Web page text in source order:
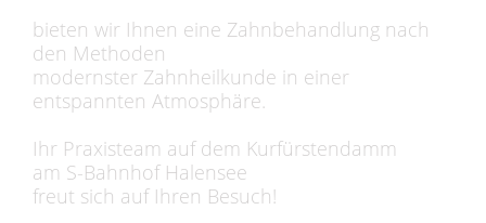
bieten wir Ihnen eine Zahnbehandlung nach
den Methoden
modernster Zahnheilkunde in einer
entspannten Atmosphäre.
Ihr Praxisteam auf dem Kurfürstendamm
am S-Bahnhof Halensee
freut sich auf Ihren Besuch!